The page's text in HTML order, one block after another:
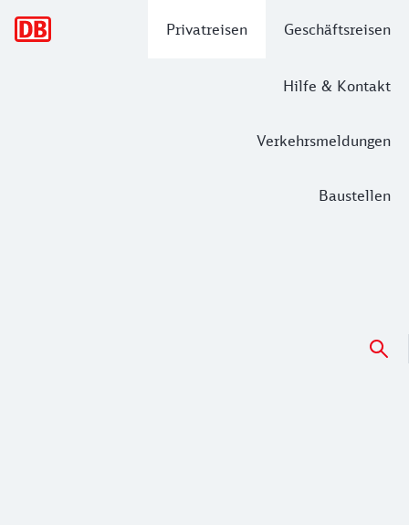
Privatreisen Geschäftsreisen
Hilfe & Kontakt
Verkehrsmeldungen
Baustellen